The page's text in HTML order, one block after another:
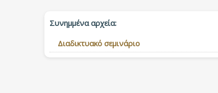
Συνημμένα αρχεία:
Διαδικτυακό σεμινάριο